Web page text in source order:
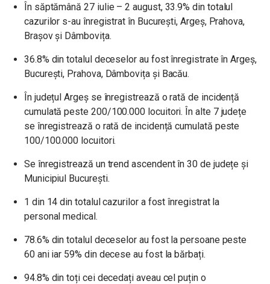
În săptămână 27 iulie – 2 august, 33.9% din totalul
cazurilor s-au înregistrat în București, Argeș, Prahova,
Brașov și Dâmbovița.
36.8% din totalul deceselor au fost înregistrate în Argeș,
București, Prahova, Dâmbovița și Bacău.
În județul Argeș se înregistrează o rată de incidență
cumulată peste 200/100.000 locuitori. În alte 7 județe
se înregistrează o rată de incidență cumulată peste
100/100.000 locuitori.
Se înregistrează un trend ascendent în 30 de județe și
Municipiul București.
1 din 14 din totalul cazurilor a fost înregistrat la
personal medical.
78.6% din totalul deceselor au fost la persoane peste
60 ani iar 59% din decese au fost la bărbați.
94.8% din toți cei decedați aveau cel puțin o